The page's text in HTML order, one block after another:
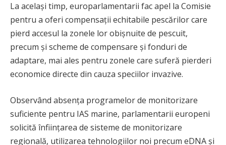
La același timp, europarlamentarii fac apel la Comisie
pentru a oferi compensații echitabile pescărilor care
pierd accesul la zonele lor obișnuite de pescuit,
precum și scheme de compensare și fonduri de
adaptare, mai ales pentru zonele care suferă pierderi
economice directe din cauza speciilor invazive.
Observând absența programelor de monitorizare
suficiente pentru IAS marine, parlamentarii europeni
solicită înființarea de sisteme de monitorizare
regională, utilizarea tehnologiilor noi precum eDNA și